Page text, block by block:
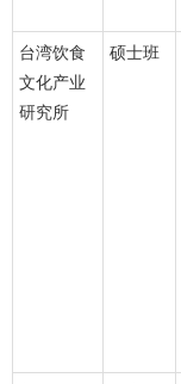
台湾饮食
文化产业
研究所
硕士班